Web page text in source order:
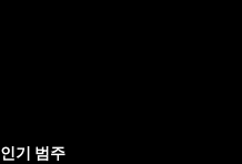
인기 범주